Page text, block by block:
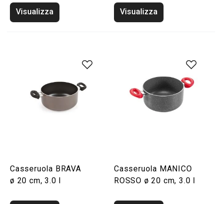
Visualizza Visualizza
Casseruola BRAVA
ø 20 cm, 3.0 l
Casseruola MANICO
ROSSO ø 20 cm, 3.0 l